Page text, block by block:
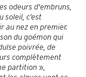
odeurs d'embruns,
soleil, c’est
au nez en premier.
du goémon qui
poivrée, de
complètement
partition »,